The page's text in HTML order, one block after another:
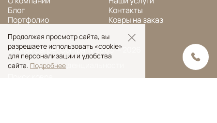
Блог
Портфолио
Контакты
Ковры на заказ
© Ansy Carpet Company 2005 — 2026
Политика конфиденциальности
Продолжая просмотр сайта, вы
разрешаете использовать «cookie»
для персонализации и удобства
сайта. Подробнее